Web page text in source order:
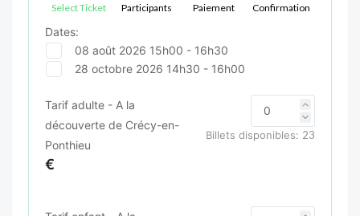
Select Ticket Participants Paiement Confirmation
Dates:
08 août 2026 15h00 - 16h30
28 octobre 2026 14h30 - 16h00
Tarif adulte - A la
découverte de Crécy-en-
Ponthieu
€
Billets disponibles: 23